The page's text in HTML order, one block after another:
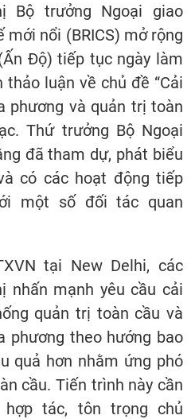
Bộ trưởng Ngoại giao
mới nổi (BRICS) mở rộng
Độ) tiếp tục ngày làm
luận về chủ đề “Cải
phương và quản trị toàn
Thứ trưởng Bộ Ngoại
đã tham dự, phát biểu
có các hoạt động tiếp
một số đối tác quan
tại New Delhi, các
nhấn mạnh yêu cầu cải
quản trị toàn cầu và
phương theo hướng bao
quả hơn nhằm ứng phó
cầu. Tiến trình này cần
tác, tôn trọng chủ